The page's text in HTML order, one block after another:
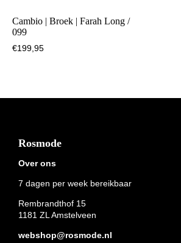
Cambio | Broek | Farah Long /
099
€199,95
Footer
Rosmode
Over ons
7 dagen per week bereikbaar
Rembrandthof 15
1181 ZL Amstelveen
webshop@rosmode.nl